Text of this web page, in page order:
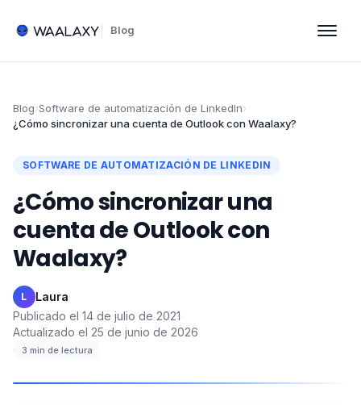
Blog
Blog›Software de automatización de LinkedIn›
¿Cómo sincronizar una cuenta de Outlook con Waalaxy?
SOFTWARE DE AUTOMATIZACIÓN DE LINKEDIN
¿Cómo sincronizar una
cuenta de Outlook con
Waalaxy?
L Laura·
Publicado el 14 de julio de 2021·
Actualizado el 25 de junio de 2026
·
3 min de lectura